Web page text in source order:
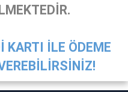
KARTI İLE ÖDEME